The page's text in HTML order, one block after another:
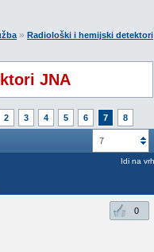
» Radiološki i hemijski detektori
JNA
2 3 4 5 6 7 8
7
Idi na vrh
0